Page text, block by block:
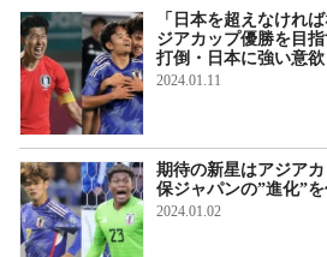
「日本を超えなけれ
ジアカップ優勝を目
打倒・日本に強い意欲
2024.01.11
期待の新星はアジア
保ジャパンの”進化”
2024.01.02